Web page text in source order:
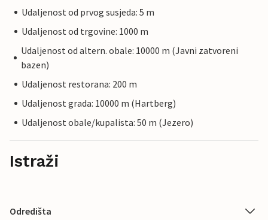
Udaljenost od prvog susjeda: 5 m
Udaljenost od trgovine: 1000 m
Udaljenost od altern. obale: 10000 m (Javni zatvoreni
bazen)
Udaljenost restorana: 200 m
Udaljenost grada: 10000 m (Hartberg)
Udaljenost obale/kupalista: 50 m (Jezero)
Istraži
Odredišta